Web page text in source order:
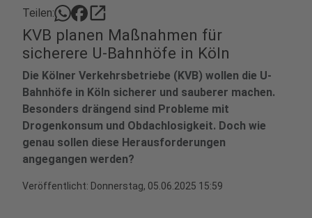
Teilen: open_in_new
KVB planen Maßnahmen für
sicherere U-Bahnhöfe in Köln
Die Kölner Verkehrsbetriebe (KVB) wollen die U-
Bahnhöfe in Köln sicherer und sauberer machen.
Besonders drängend sind Probleme mit
Drogenkonsum und Obdachlosigkeit. Doch wie
genau sollen diese Herausforderungen
angegangen werden?
Veröffentlicht: Donnerstag, 05.06.2025 15:59